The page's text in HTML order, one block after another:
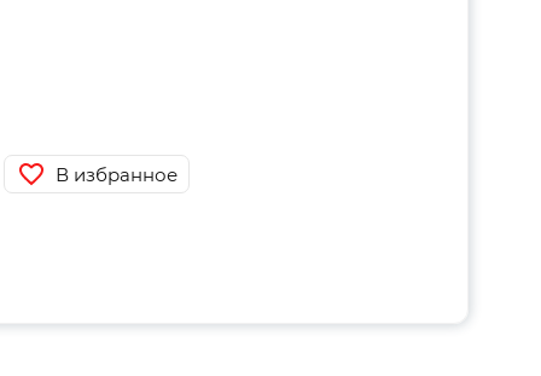
В избранное